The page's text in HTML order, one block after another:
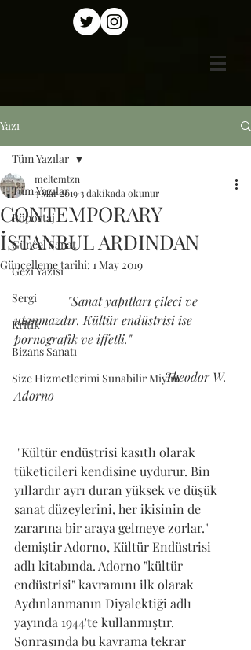
Yazı
Tüm Yazılar
Röportaj
Güncel Sanat
Gezi Yazısı
Sergi
Kritik
Bizans Sanatı
Size Hizmetlerimi Sunabilir Miyim
Tüm Yazılar
CONTEMPORARY
İSTANBUL ARDINDAN
meltemtzn
3 Mar 2019 3 dakikada okunur
Güncelleme tarihi: 1 May 2019
                 "Sanat yapıtları çileci ve
utanmazdır. Kültür endüstrisi ise
pornografik ve iffetli."
                                                Theodor W.
Adorno
tüketicileri kendisine uydurur. Bin
yıllardır ayrı duran yüksek ve düşük
sanat düzeylerini, her ikisinin de
zararına bir araya gelmeye zorlar."
demiştir Adorno, Kültür Endüstrisi
adlı kitabında. Adorno "kültür
endüstrisi" kavramını ilk olarak
Aydınlanmanın Diyalektiği adlı
yayında 1944'te kullanmıştır.
Sonrasında bu kavrama tekrar